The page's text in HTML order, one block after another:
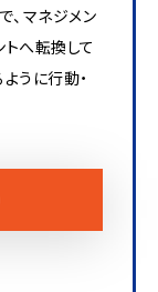
、マネジメン
へ転換して
うに行動・